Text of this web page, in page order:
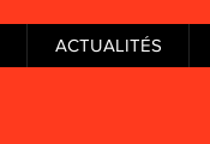
ACTUALITÉS